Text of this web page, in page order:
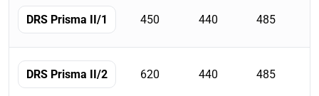
avec
dimensions,
DRS Prisma II/1 450 440 485
DRS Prisma II/2 620 440 485